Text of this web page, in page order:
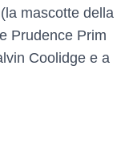
mascotte della
Prudence Prim
Coolidge e a